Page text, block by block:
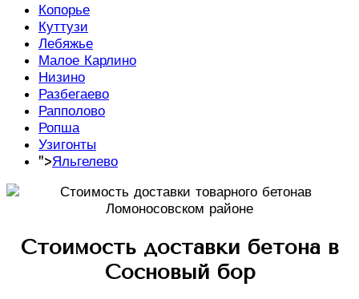
Копорье
Куттузи
Лебяжье
Малое Карлино
Низино
Разбегаево
Рапполово
Ропша
Узигонты
">Яльгелево
Стоимость доставки бетона в
Сосновый бор